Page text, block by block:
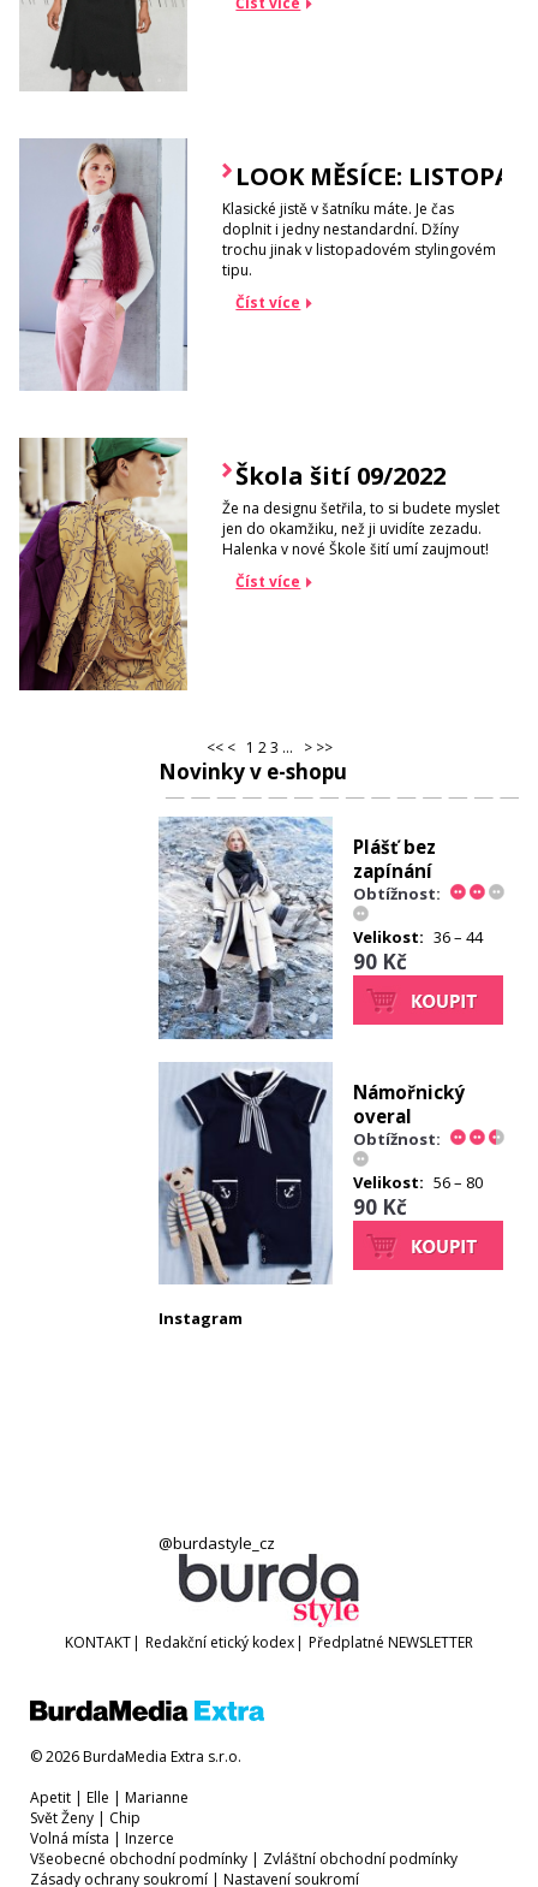
LOOK MĚSÍCE: LISTOPAD
Klasické jistě v šatníku máte. Je čas
doplnit i jedny nestandardní. Džíny
trochu jinak v listopadovém stylingovém
tipu.
Číst více
Škola šití 09/2022
Že na designu šetřila, to si budete myslet
jen do okamžiku, než ji uvidíte zezadu.
Halenka v nové Škole šití umí zaujmout!
Číst více
<< < 1 2 3 ... > >>
Novinky v e-shopu
Plášť bez
zapínání
Obtížnost:
Velikost: 36 – 44
90 Kč
Námořnický
overal
Obtížnost:
Velikost: 56 – 80
90 Kč
Instagram
@burdastyle_cz
KONTAKT| Redakční etický kodex| Předplatné NEWSLETTER
© 2026 BurdaMedia Extra s.r.o.
Apetit | Elle | Marianne
Svět Ženy | Chip
Volná místa | Inzerce
Všeobecné obchodní podmínky | Zvláštní obchodní podmínky
Zásady ochrany soukromí | Nastavení soukromí